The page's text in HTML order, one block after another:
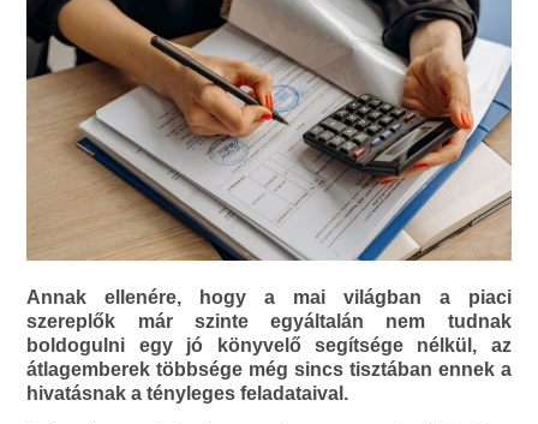
Annak ellenére, hogy a mai világban a piaci
szereplők már szinte egyáltalán nem tudnak
boldogulni egy jó könyvelő segítsége nélkül, az
átlagemberek többsége még sincs tisztában ennek a
hivatásnak a tényleges feladataival.